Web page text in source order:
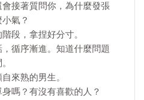
接著質問你，為什麼發張
氣？
段，拿捏好分寸。
循序漸進。知道什麼問題
來熟的男生。
嗎？有沒有喜歡的人？